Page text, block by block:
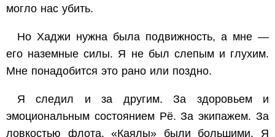
могло нас убить.
Но Хаджи нужна была подвижность, а мне —
его наземные силы. Я не был слепым и глухим.
Мне понадобится это рано или поздно.
Я следил и за другим. За здоровьем и
эмоциональным состоянием Рё. За экипажем. За
ловкостью флота. «Каялы» были большими. Я